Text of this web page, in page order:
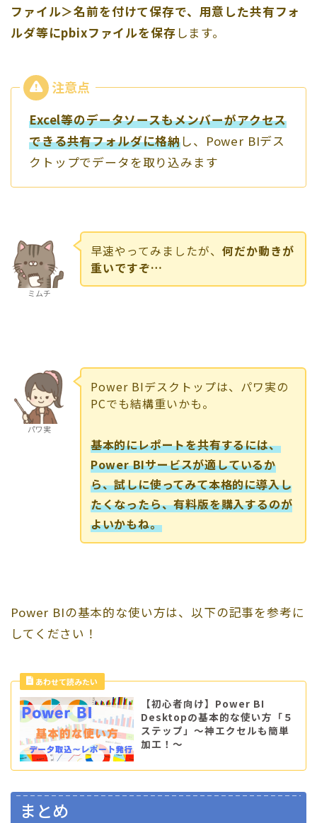
ファイル＞名前を付けて保存で、用意した共有フォ
ルダ等にpbixファイルを保存 します。
Excel等のデータソースもメンバーがアクセス
できる共有フォルダに格納し、Power BIデス
クトップでデータを取り込みます
ミムチ
早速やってみましたが、 何だか動きが
重いですぞ…
パワ実
Power BIデスクトップは、パワ実の
PCでも結構重いかも。
基本的にレポートを共有するには、
Power BIサービスが適しているか
ら、試しに使ってみて本格的に導入し
たくなったら、有料版を購入するのが
よいかもね。
Power BIの基本的な使い方は、以下の記事を参考に
してください！
【初心者向け】Power BI
Desktopの基本的な使い方「５
ステップ」～神エクセルも簡単
加工！～
まとめ